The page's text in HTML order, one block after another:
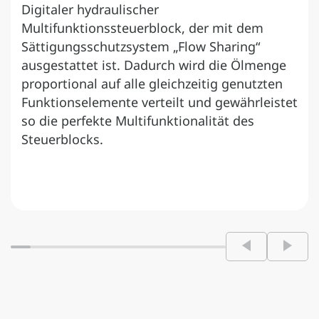
Digitaler hydraulischer
Multifunktionssteuerblock, der mit dem
Sättigungsschutzsystem „Flow Sharing“
ausgestattet ist. Dadurch wird die Ölmenge
proportional auf alle gleichzeitig genutzten
Funktionselemente verteilt und gewährleistet
so die perfekte Multifunktionalität des
Steuerblocks.